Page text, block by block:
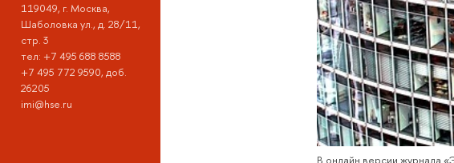
119049, г. Москва,
Шаболовка ул., д. 28/11,
стр. 3
тел: +7 495 688 8588
+7 495 772 9590, доб.
26205
imi@hse.ru
В онлайн версии журнала